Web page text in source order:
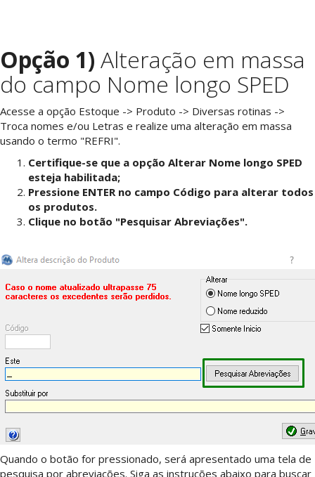
Opção 1) Alteração em massa
do campo Nome longo SPED
Acesse a opção Estoque -> Produto -> Diversas rotinas ->
Troca nomes e/ou Letras e realize uma alteração em massa
usando o termo "REFRI".
Certifique-se que a opção Alterar Nome longo SPED
esteja habilitada;
Pressione ENTER no campo Código para alterar todos
os produtos.
Clique no botão "Pesquisar Abreviações".
Quando o botão for pressionado, será apresentado uma tela de
pesquisa por abreviações. Siga as instruções abaixo para buscar